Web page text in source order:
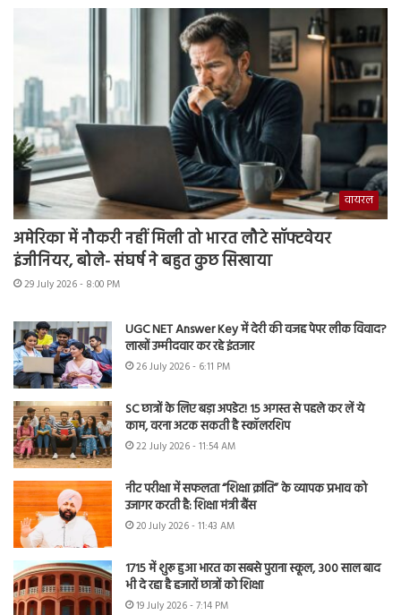
वायरल
अमेरिका में नौकरी नहीं मिली तो भारत लौटे सॉफ्टवेयर
इंजीनियर, बोले- संघर्ष ने बहुत कुछ सिखाया
29 July 2026 - 8:00 PM
UGC NET Answer Key में देरी की वजह पेपर लीक विवाद?
लाखों उम्मीदवार कर रहे इंतजार
26 July 2026 - 6:11 PM
SC छात्रों के लिए बड़ा अपडेट! 15 अगस्त से पहले कर लें ये
काम, वरना अटक सकती है स्कॉलरशिप
22 July 2026 - 11:54 AM
नीट परीक्षा में सफलता “शिक्षा क्रांति” के व्यापक प्रभाव को
उजागर करती है: शिक्षा मंत्री बैंस
20 July 2026 - 11:43 AM
1715 में शुरू हुआ भारत का सबसे पुराना स्कूल, 300 साल बाद
भी दे रहा है हजारों छात्रों को शिक्षा
19 July 2026 - 7:14 PM